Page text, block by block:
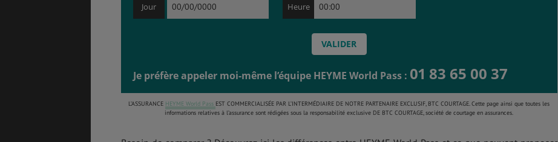
Jour Heure
Je préfère appeler moi-même l’équipe HEYME World Pass : 01 83 65 00 37
L’ASSURANCE HEYME World Pass EST COMMERCIALISÉE PAR L’INTERMÉDIAIRE DE NOTRE PARTENAIRE EXCLUSIF, BTC COURTAGE. Cette page ainsi que toutes les
informations relatives à l’assurance sont rédigées sous la responsabilité exclusive DE BTC COURTAGE, société de courtage en assurances.